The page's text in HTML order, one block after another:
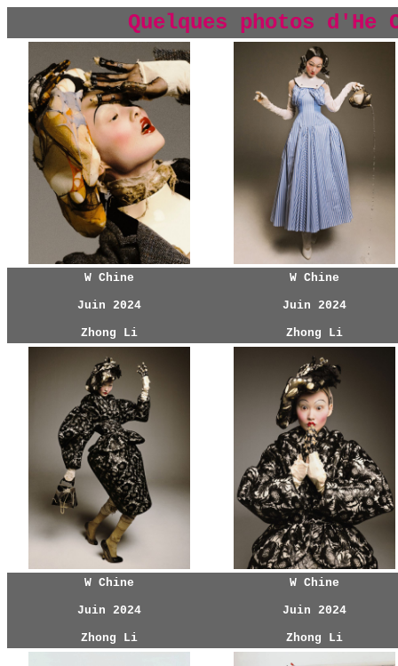
Quelques photos d'He
W Chine
Juin 2024
Zhong Li
W Chine
Juin 2024
Zhong Li
W Chine
Juin 2024
Zhong Li
W Chine
Juin 2024
Zhong Li